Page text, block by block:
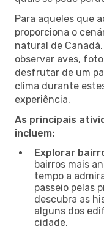
Para aqueles que
proporciona o
natural de
observar aves,
desfrutar de um
clima durante
experiência.
As principais
incluem:
Explorar
bairros mais
tempo a
passeio pelas
descubra as
alguns dos
cidade.